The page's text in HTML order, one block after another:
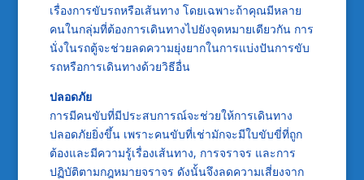
เรื่องการขับรถหรือเส้นทาง โดยเฉพาะถ้าคุณมีหลาย
คนในกลุ่มที่ต้องการเดินทางไปยังจุดหมายเดียวกัน การ
นั่งในรถตู้จะช่วยลดความยุ่งยากในการแบ่งปันการขับ
รถหรือการเดินทางด้วยวิธีอื่น
ปลอดภัย
การมีคนขับที่มีประสบการณ์จะช่วยให้การเดินทาง
ปลอดภัยยิ่งขึ้น เพราะคนขับที่เช่ามักจะมีใบขับขี่ที่ถูก
ต้องและมีความรู้เรื่องเส้นทาง, การจราจร และการ
ปฏิบัติตามกฎหมายจราจร ดังนั้นจึงลดความเสี่ยงจาก